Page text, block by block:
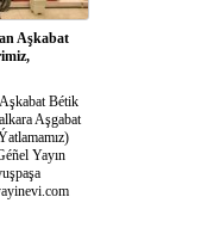
Aşkabat
Bétik
Aşgabat
Yayın